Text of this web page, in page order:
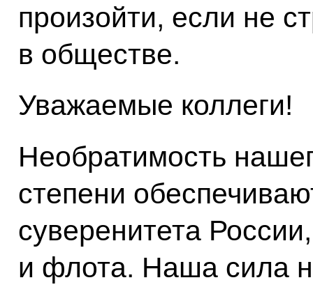
произойти, если не
в обществе.
Уважаемые коллеги!
Необратимость
степени
суверенитета
и флота. Наша сила